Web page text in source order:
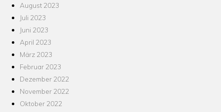
August 2023
Juli 2023
Juni 2023
April 2023
März 2023
Februar 2023
Dezember 2022
November 2022
Oktober 2022